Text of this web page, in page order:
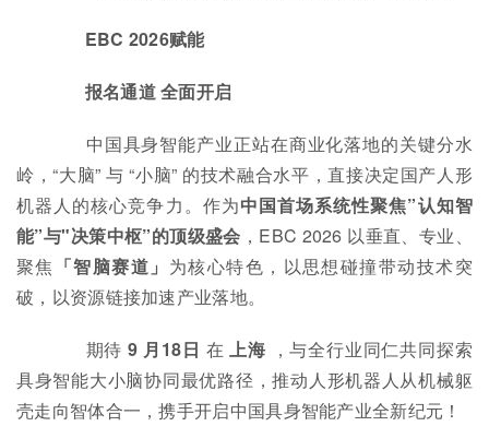
EBC 2026赋能
报名通道 全面开启
中国具身智能产业正站在商业化落地的关键分水
岭，“大脑” 与 “小脑” 的技术融合水平，直接决定国产人形
机器人的核心竞争力。作为中国首场系统性聚焦”认知智
能”与"决策中枢”的顶级盛会 ，EBC 2026 以垂直、专业、
聚焦 「智脑赛道」 为核心特色，以思想碰撞带动技术突
破，以资源链接加速产业落地。
期待9 月18日 在 上海 ，与全行业同仁共同探索
具身智能大小脑协同最优路径，推动人形机器人从机械躯
壳走向智体合一，携手开启中国具身智能产业全新纪元！